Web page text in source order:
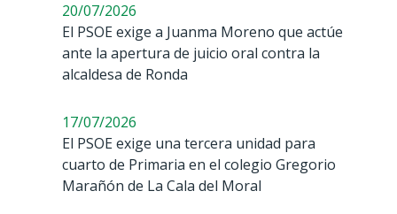
20/07/2026
El PSOE exige a Juanma Moreno que actúe
ante la apertura de juicio oral contra la
alcaldesa de Ronda
17/07/2026
El PSOE exige una tercera unidad para
cuarto de Primaria en el colegio Gregorio
Marañón de La Cala del Moral